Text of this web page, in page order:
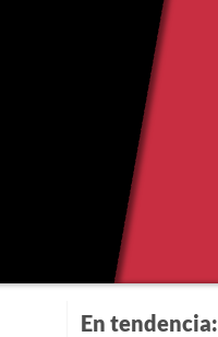
En tendencia: